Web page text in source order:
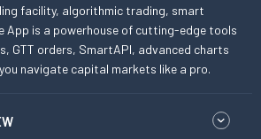
facility, algorithmic trading, smart
App is a powerhouse of cutting-edge tools
GTT orders, SmartAPI, advanced charts
navigate capital markets like a pro.